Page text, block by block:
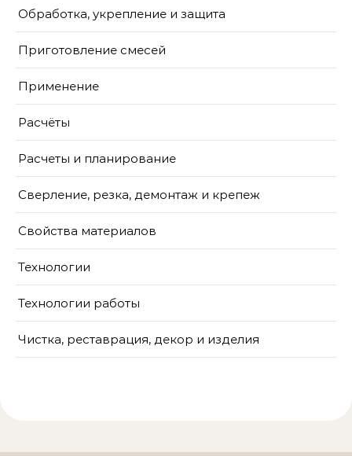
Обработка, укрепление и защита
Приготовление смесей
Применение
Расчёты
Расчеты и планирование
Сверление, резка, демонтаж и крепеж
Свойства материалов
Технологии
Технологии работы
Чистка, реставрация, декор и изделия